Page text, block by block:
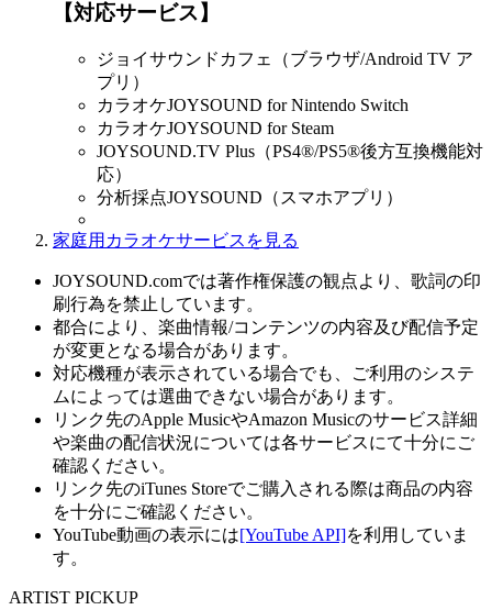
【対応サービス】
ジョイサウンドカフェ（ブラウザ/Android TV ア
プリ）
カラオケJOYSOUND for Nintendo Switch
カラオケJOYSOUND for Steam
JOYSOUND.TV Plus（PS4®/PS5®後方互換機能対
応）
分析採点JOYSOUND（スマホアプリ）
家庭用カラオケサービスを見る
JOYSOUND.comでは著作権保護の観点より、歌詞の印
刷行為を禁止しています。
都合により、楽曲情報/コンテンツの内容及び配信予定
が変更となる場合があります。
対応機種が表示されている場合でも、ご利用のシステ
ムによっては選曲できない場合があります。
リンク先のApple MusicやAmazon Musicのサービス詳細
や楽曲の配信状況については各サービスにて十分にご
確認ください。
リンク先のiTunes Storeでご購入される際は商品の内容
を十分にご確認ください。
YouTube動画の表示には[YouTube API]を利用していま
す。
ARTIST PICKUP